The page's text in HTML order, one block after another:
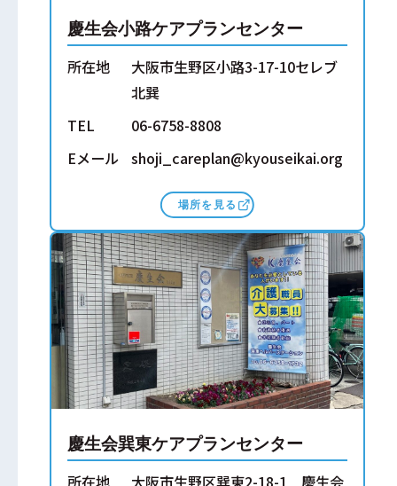
慶生会小路ケアプランセンター
所在地
大阪市生野区小路3-17-10セレブ
北巽
TEL
06-6758-8808
Eメール
shoji_careplan@kyouseikai.org
場所を見る
慶生会巽東ケアプランセンター